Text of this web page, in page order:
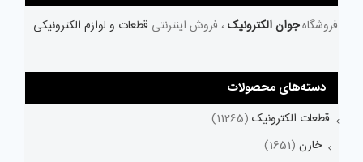
فروشگاهجوان الکترونیک ، فروش اینترنتی قطعات و لوازم الکترونیکی
دسته‌های محصولات
قطعات الکترونیک (11265)
خازن (1651)